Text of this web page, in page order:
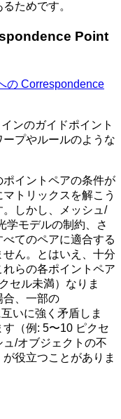
ためです。
Point
の Correspondence
ンのガイドポイント
プやルールのような
イントペアの条件が
トリックスを解こう
しかし、メッシュ/
学モデルの制約、さ
てのペアに適合する
ん。とはいえ、十分
らの各ポイントペア
セル未満）なりま
合、一部の
いに強く矛盾しま
（例: 5〜10 ピクセ
/オブジェクトの不
役立つことがありま